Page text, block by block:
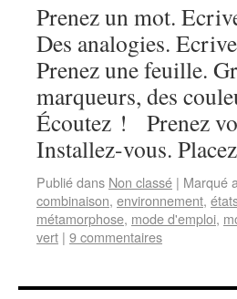
Prenez un mot.
Des analogies.
Prenez une feuille.
marqueurs, des
Écoutez ! Prenez
Installez-vous.
Publié dans Non classé | Marqué
combinaison, environnement,
métamorphose, mode d'emploi,
vert | 9 commentaires